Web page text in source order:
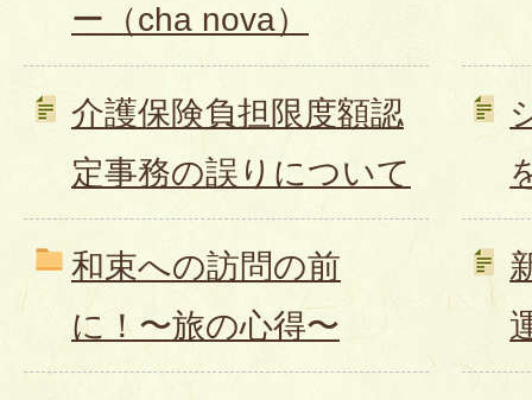
ー（cha nova）
介護保険負担限度額認
定事務の誤りについて
和束への訪問の前
に！〜旅の心得〜